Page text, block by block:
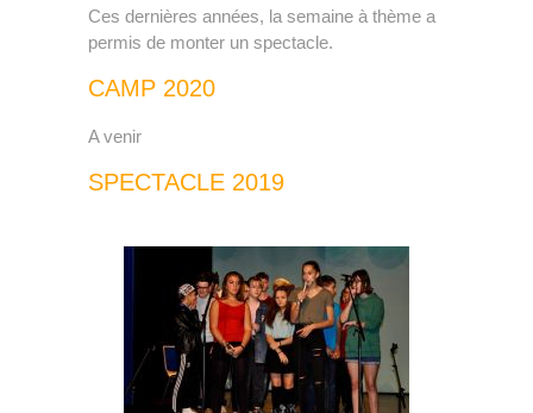
Stage»
Écolage
Emploi
Ces dernières années, la semaine à thème a
permis de monter un spectacle.
CAMP 2020
A venir
SPECTACLE 2019